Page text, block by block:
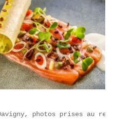
photos prises au